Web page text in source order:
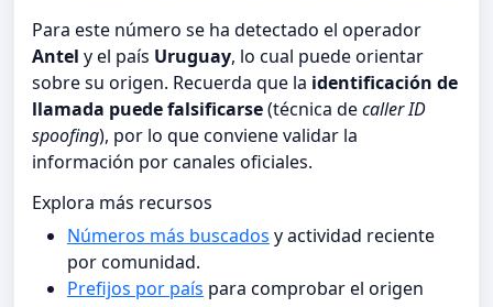
Para este número se ha detectado el operador
Antel y el país Uruguay, lo cual puede orientar
sobre su origen. Recuerda que la identificación de
llamada puede falsificarse(técnica decaller ID
spoofing), por lo que conviene validar la
información por canales oficiales.
Explora más recursos
Números más buscados y actividad reciente
por comunidad.
Prefijos por país para comprobar el origen